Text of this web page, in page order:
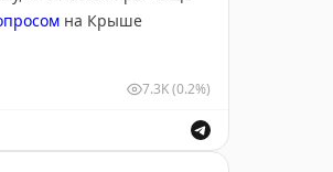
на Крыше
50 туристов из Ephesia
7.3K(0.2%)